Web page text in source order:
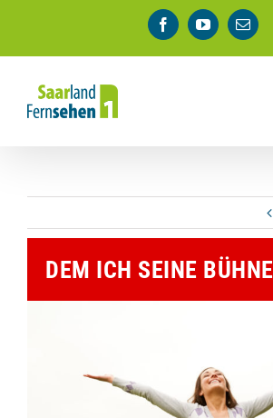
springen
FacebookYouTube
E-
Mail
DEM ICH SEINE